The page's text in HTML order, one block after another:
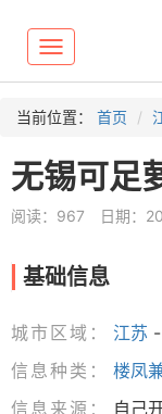
Toggle
navigation
当前位置： 首页
无锡可足
阅读：967 日期：
基础信息
城市区域： 江苏 -
信息种类：
楼凤
信息来源：
自己